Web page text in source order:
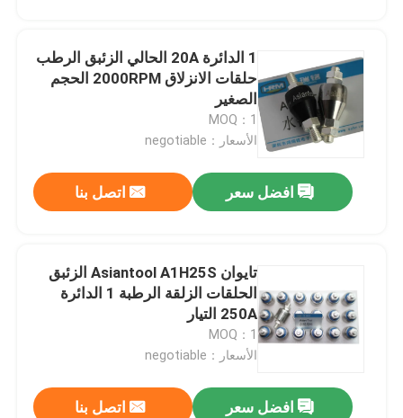
1 الدائرة 20A الحالي الزئبق الرطب
حلقات الانزلاق 2000RPM الحجم
الصغير
MOQ：1
الأسعار：negotiable
افضل سعر اتصل بنا
تايوان Asiantool A1H25S الزئبق
الحلقات الزلقة الرطبة 1 الدائرة
250A التيار
MOQ：1
الأسعار：negotiable
افضل سعر اتصل بنا